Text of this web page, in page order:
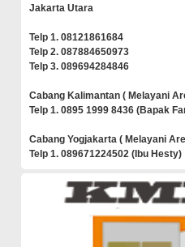
Jakarta Utara
Telp 1. 08121861684
Telp 2. 087884650973
Telp 3. 089694284846
Cabang Kalimantan ( Melayani
Telp 1. 0895 1999 8436 (Bapak
Cabang Yogjakarta ( Melayani
Telp 1. 089671224502 (Ibu Hesty)